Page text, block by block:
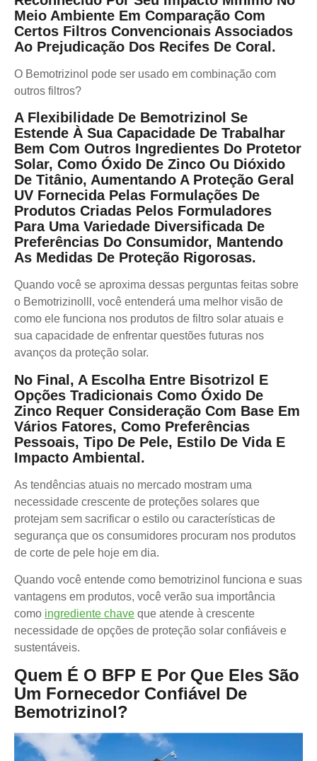
Meio Ambiente Em Comparação Com
Certos Filtros Convencionais Associados
Ao Prejudicação Dos Recifes De Coral.
O Bemotrizinol pode ser usado em combinação com
outros filtros?
A Flexibilidade De Bemotrizinol Se
Estende À Sua Capacidade De Trabalhar
Bem Com Outros Ingredientes Do Protetor
Solar, Como Óxido De Zinco Ou Dióxido
De Titânio, Aumentando A Proteção Geral
UV Fornecida Pelas Formulações De
Produtos Criadas Pelos Formuladores
Para Uma Variedade Diversificada De
Preferências Do Consumidor, Mantendo
As Medidas De Proteção Rigorosas.
Quando você se aproxima dessas perguntas feitas sobre
o Bemotrizinolll, você entenderá uma melhor visão de
como ele funciona nos produtos de filtro solar atuais e
sua capacidade de enfrentar questões futuras nos
avanços da proteção solar.
No Final, A Escolha Entre Bisotrizol E
Opções Tradicionais Como Óxido De
Zinco Requer Consideração Com Base Em
Vários Fatores, Como Preferências
Pessoais, Tipo De Pele, Estilo De Vida E
Impacto Ambiental.
As tendências atuais no mercado mostram uma
necessidade crescente de proteções solares que
protejam sem sacrificar o estilo ou características de
segurança que os consumidores procuram nos produtos
de corte de pele hoje em dia.
Quando você entende como bemotrizinol funciona e suas
vantagens em produtos, você verão sua importância
como ingrediente chave que atende à crescente
necessidade de opções de proteção solar confiáveis e
sustentáveis.
Quem É O BFP E Por Que Eles São
Um Fornecedor Confiável De
Bemotrizinol?